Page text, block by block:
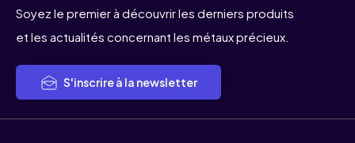
Soyez le premier à découvrir les derniers produits
et les actualités concernant les métaux précieux.
S'inscrire à la newsletter